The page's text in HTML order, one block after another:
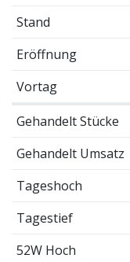
Stand
Eröffnung
Vortag
Gehandelt Stücke
Gehandelt Umsatz
Tageshoch
Tagestief
52W Hoch